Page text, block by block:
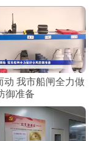
动 我市船闸全力做
御准备